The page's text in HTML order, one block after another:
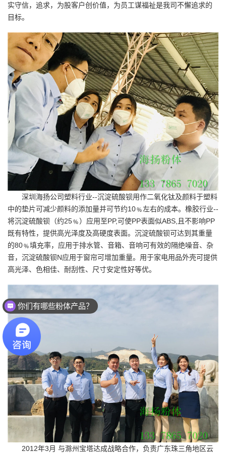
实守信，追求，为股客户创价值，为员工谋福祉是我司不懈追求的
目标。
深圳海扬公司塑料行业--沉淀硫酸钡用作二氧化钛及颜料于塑料
中的垫片可减少颜料的添加量并可节约10﹪左右的成本。橡胶行业--
将沉淀硫酸钡（约25﹪）应用至PP,可使PP表面似ABS,且不影响PP
既有特性，提供高光泽度及高硬度表面。沉淀硫酸钡可达到其重量
的80﹪填充率，应用于排水管、音箱、音响可有效的隔绝噪音、杂
音，沉淀硫酸钡N应用于窗帘可增加重量。用于家电用品外壳可提供
高光泽、色相佳、耐刮性、尺寸安定性好等优。
2012年3月 与滁州宝塔达成战略合作，负责广东珠三角地区云
你们有哪些粉体产品？